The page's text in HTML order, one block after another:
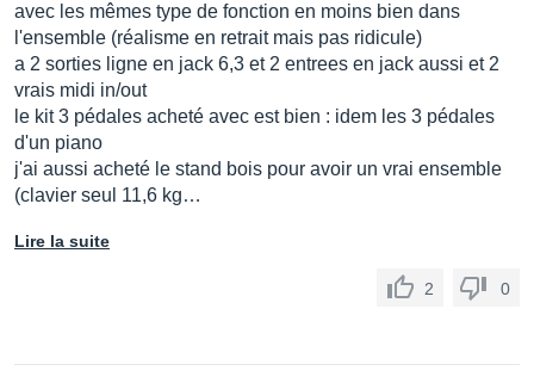
avec les mêmes type de fonction en moins bien dans
l'ensemble (réalisme en retrait mais pas ridicule)
a 2 sorties ligne en jack 6,3 et 2 entrees en jack aussi et 2
vrais midi in/out
le kit 3 pédales acheté avec est bien : idem les 3 pédales
d'un piano
j'ai aussi acheté le stand bois pour avoir un vrai ensemble
(clavier seul 11,6 kg…
Lire la suite
2 0